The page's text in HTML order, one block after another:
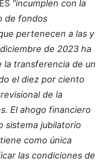
"incumplen con la
de fondos
pertenecen a las y
de 2023 ha
la transferencia de un
el diez por ciento
de la
El ahogo financiero
sistema jubilatorio
como única
las condiciones de